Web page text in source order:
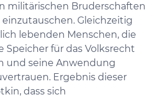
militärischen Bruderschaften
Gleichzeitig
lebenden Menschen, die
für das Volksrecht
und seine Anwendung
Ergebnis dieser
dass sich